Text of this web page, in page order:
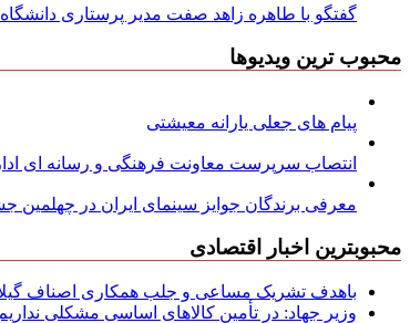
گفتگو با طاهره زاهد صفت مدیر پرستاری
محبوب ترین ویدیوها
پیام های جعلی یارانه معیشتی
انتصاب سرپرست معاونت فرهنگی و رسانه ای
معرفی برندگان جوایز سینمای ایران در چهلمین
محبوبترین اخبار اقتصادی
باهدف تشریک مساعی و جلب همکاری اصناف
وزیر جهاد: در تأمین کالاهای اساسی مشکلی نداریم